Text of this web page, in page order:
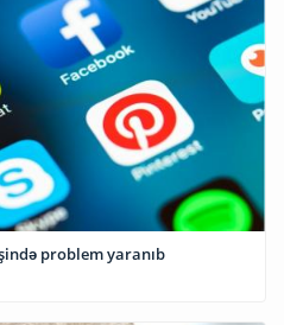
problem yaranıb